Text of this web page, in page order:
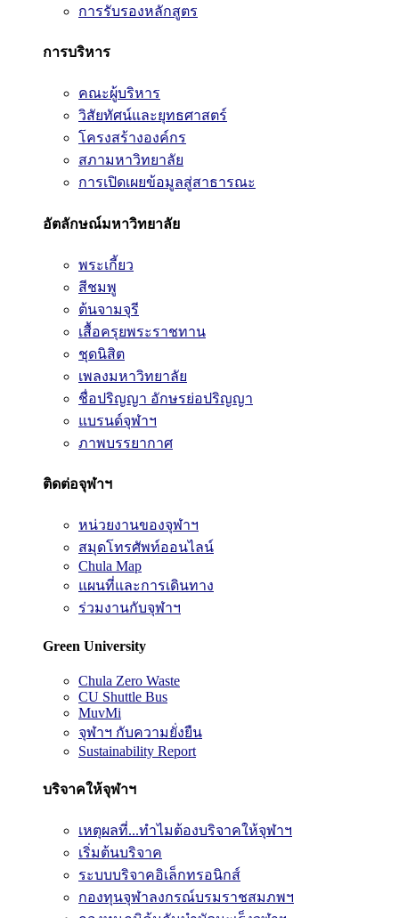
การรับรองหลักสูตร
การบริหาร
คณะผู้บริหาร
วิสัยทัศน์และยุทธศาสตร์
โครงสร้างองค์กร
สภามหาวิทยาลัย
การเปิดเผยข้อมูลสู่สาธารณะ
อัตลักษณ์มหาวิทยาลัย
พระเกี้ยว
สีชมพู
ต้นจามจุรี
เสื้อครุยพระราชทาน
ชุดนิสิต
เพลงมหาวิทยาลัย
ชื่อปริญญา อักษรย่อปริญญา
แบรนด์จุฬาฯ
ภาพบรรยากาศ
ติดต่อจุฬาฯ
หน่วยงานของจุฬาฯ
สมุดโทรศัพท์ออนไลน์
Chula Map
แผนที่และการเดินทาง
ร่วมงานกับจุฬาฯ
Green University
Chula Zero Waste
CU Shuttle Bus
MuvMi
จุฬาฯ กับความยั่งยืน
Sustainability Report
บริจาคให้จุฬาฯ
เหตุผลที่...ทำไมต้องบริจาคให้จุฬาฯ
เริ่มต้นบริจาค
ระบบบริจาคอิเล็กทรอนิกส์
กองทุนจุฬาลงกรณ์บรมราชสมภพฯ